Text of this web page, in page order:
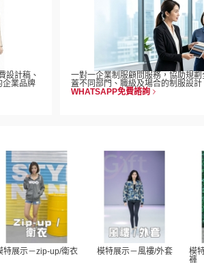
設計稿、
企業品牌
一對一企業制服顧問服務，協助規
蓋不同部門、職級及場合的制服設計
WHATSAPP免費諮詢
特展示－zip-up/衛衣 模特展示－風褸/外套
模
褲